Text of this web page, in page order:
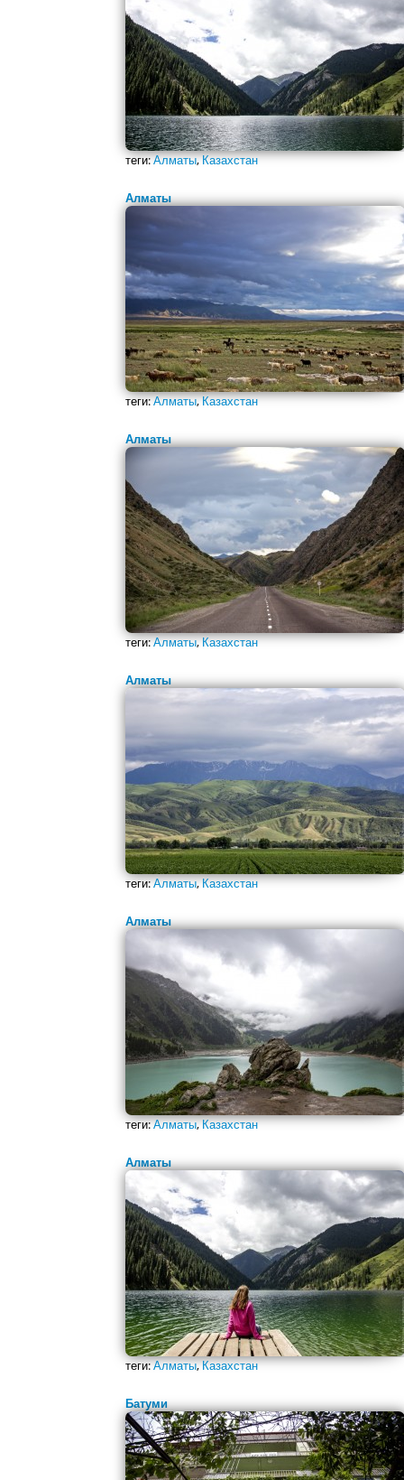
теги:Алматы,Казахстан
Алматы
теги:Алматы,Казахстан
Алматы
теги:Алматы,Казахстан
Алматы
теги:Алматы,Казахстан
Алматы
теги:Алматы,Казахстан
Алматы
теги:Алматы,Казахстан
Батуми